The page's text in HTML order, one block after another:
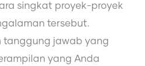
singkat proyek-proyek
tersebut.
tanggung jawab yang
yang Anda